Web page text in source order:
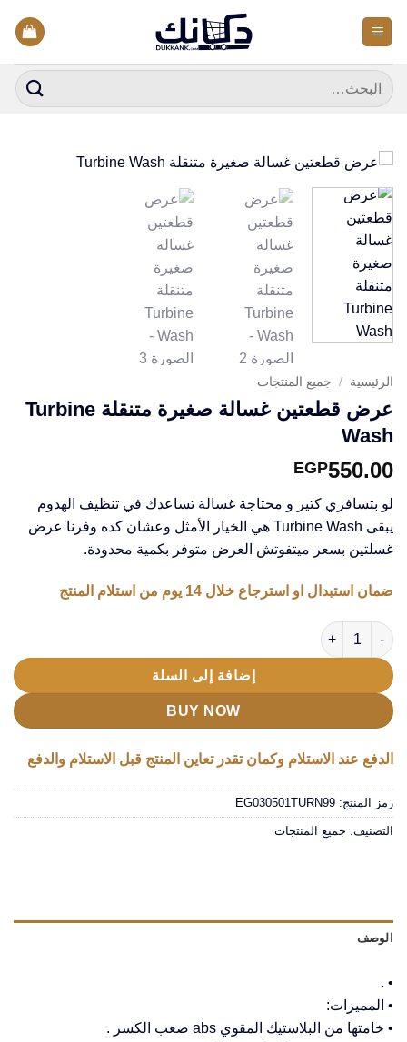
للمحتوى
البحث
عن:
الرئيسية / جميع المنتجات
عرض قطعتين غسالة صغيرة متنقلة Turbine
Wash
EGP550.00
لو بتسافري كتير و محتاجة غسالة تساعدك في تنظيف الهدوم
يبقى Turbine Wash هي الخيار الأمثل وعشان كده وفرنا عرض
غسلتين بسعر ميتفوتش العرض متوفر بكمية محدودة.
ضمان استبدال او استرجاع خلال 14 يوم من استلام المنتج
كمية عرض قطعتين غسالة صغيرة متنقلة Turbine Wash
إضافة إلى السلة
BUY NOW
الدفع عند الاستلام وكمان تقدر تعاين المنتج قبل الاستلام والدفع
رمز المنتج: EG030501TURN99
التصنيف: جميع المنتجات
الوصف
• .
• المميزات:
• خامتها من البلاستيك المقوي abs صعب الكسر .